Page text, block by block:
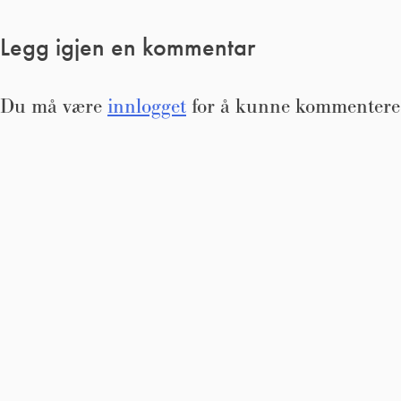
Legg igjen en kommentar
Du må være innlogget for å kunne